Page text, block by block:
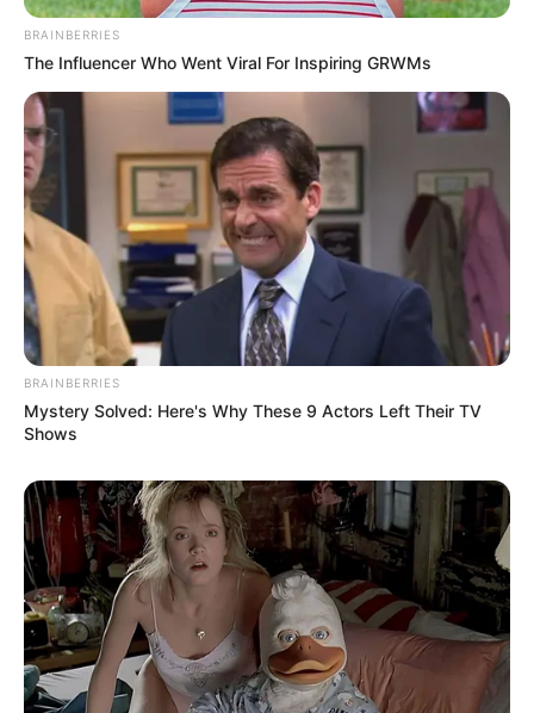
BRAINBERRIES
The Influencer Who Went Viral For Inspiring GRWMs
BRAINBERRIES
Mystery Solved: Here's Why These 9 Actors Left Their TV
Shows